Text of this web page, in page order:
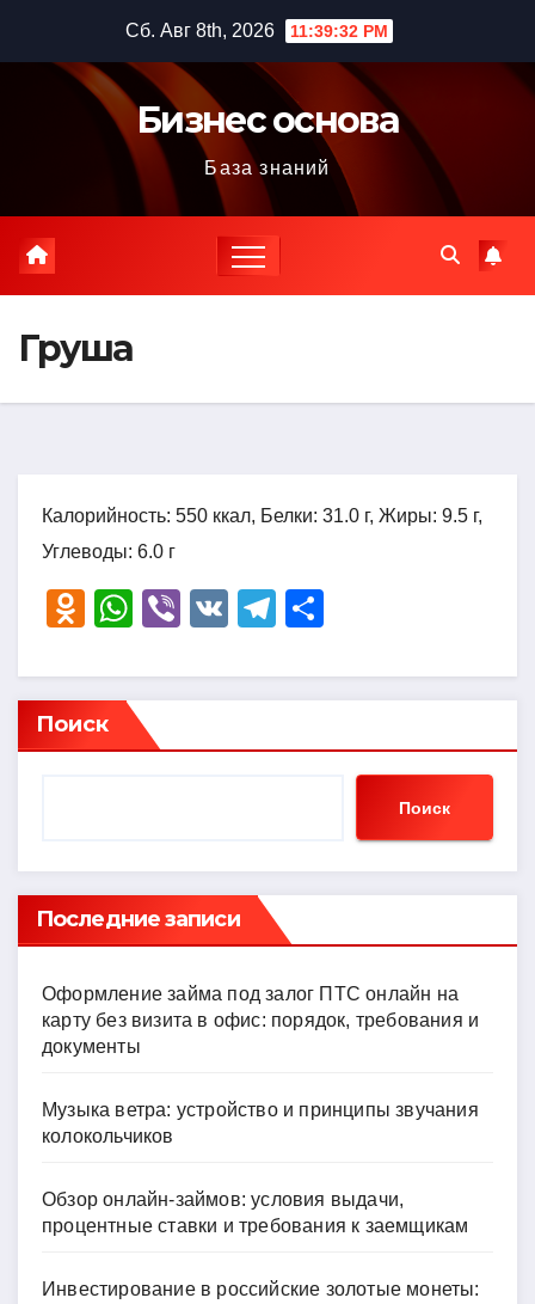
содержимому
Сб. Авг 8th, 2026 11:39:33 PM
Бизнес основа
База знаний
Груша
Калорийность: 550 ккал, Белки: 31.0 г, Жиры: 9.5 г,
Углеводы: 6.0 г
O
n
o
kl
ni
ki
W
at
s
A
Vi
er
V
T
e
a
р
в
ть
Поиск
Поиск
Последние записи
Оформление займа под залог ПТС онлайн на
карту без визита в офис: порядок, требования и
документы
Музыка ветра: устройство и принципы звучания
колокольчиков
Обзор онлайн-займов: условия выдачи,
процентные ставки и требования к заемщикам
Инвестирование в российские золотые монеты: